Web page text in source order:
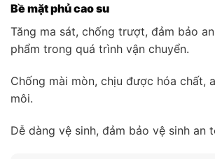
Bề mặt phủ cao su
Tăng ma sát, chống trượt, đảm bảo
phẩm trong quá trình vận chuyển.
Chống mài mòn, chịu được hóa chất,
môi.
Dễ dàng vệ sinh, đảm bảo vệ sinh an